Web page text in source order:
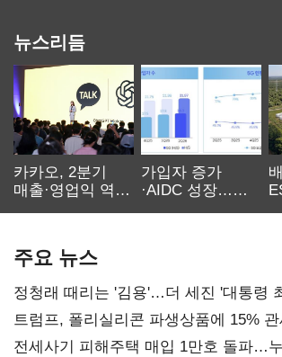
뉴스리듬
카카오, 2분기
매출·영업익 역대
가입자 증가
·AIDC 성장…
주요 뉴스
정청래 때리는 '김용'…더 세진 '대통령
트럼프, 폴리실리콘 파생상품에 15%
재건"
전세사기 피해주택 매입 1만호 돌파…